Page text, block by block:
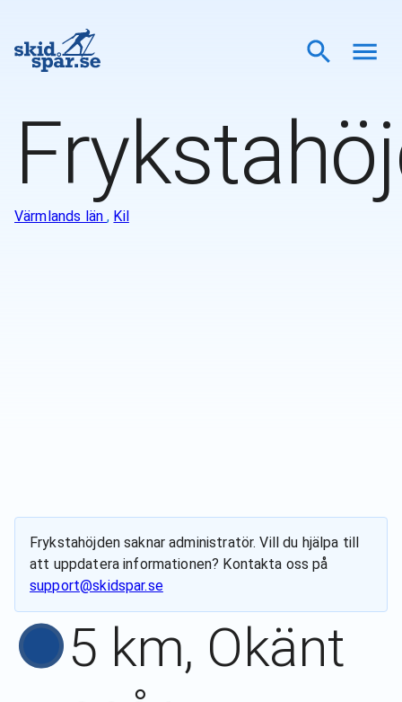
Värmlands län, Kil
Frykstahöjdensaknar administratör. Vill du hjälpa till
att uppdatera informationen? Kontakta oss på
support@skidspar.se
5 km, Okänt